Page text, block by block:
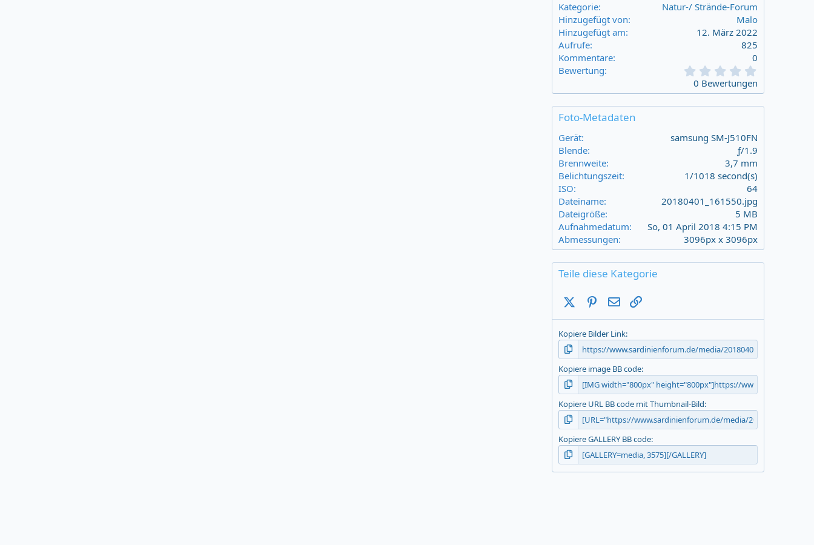
Kategorie
Natur-/ Strände-Forum
Hinzugefügt von
Malo
Hinzugefügt am
12. März 2022
Aufrufe
825
Kommentare
0
Bewertung
0
0
0 Bewertungen
Foto-Metadaten
Gerät
samsung SM-J510FN
Blende
ƒ/1.9
Brennweite
3,7 mm
Belichtungszeit
1/1018 second(s)
ISO
64
Dateiname
20180401_161550.jpg
Dateigröße
5 MB
Aufnahmedatum
So, 01 April 2018 4:15 PM
Abmessungen
3096px x 3096px
Teile diese Kategorie
X (Twitter)Pinterest
E-Mail
Kopiere Bilder Link
Kopiere image BB code
Kopiere URL BB code mit Thumbnail-Bild
Kopiere GALLERY BB code